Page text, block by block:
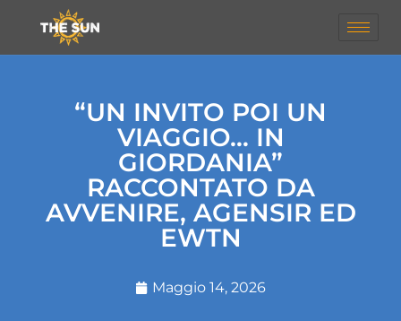
“UN INVITO POI UN
VIAGGIO… IN
GIORDANIA”
RACCONTATO DA
AVVENIRE, AGENSIR ED
EWTN
Maggio 14, 2026